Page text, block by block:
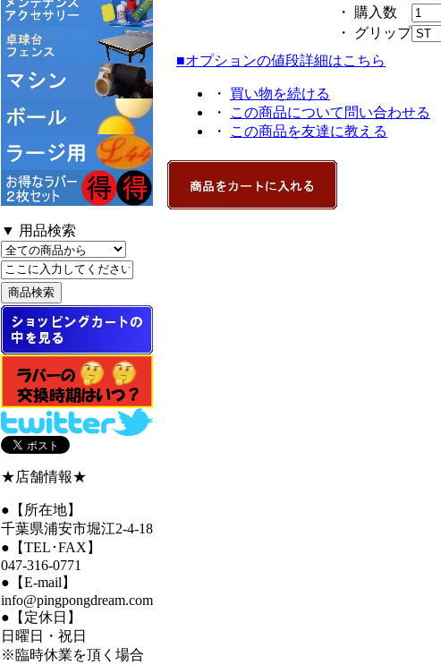
▼ 用品検索
★店舗情報★
●【所在地】
千葉県浦安市堀江2-4-18
●【TEL･FAX】
047-316-0771
●【E-mail】
info@pingpongdream.com
●【定休日】
日曜日・祝日
※臨時休業を頂く場合
・ 購入数
・ グリップ
■オプションの値段詳細はこちら
・ 買い物を続ける
・
この商品について問い合わせる
・
この商品を友達に教える